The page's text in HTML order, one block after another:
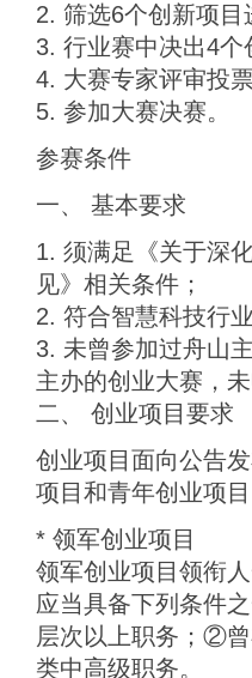
2. 筛选6个创新项目
3. 行业赛中决出4
4. 大赛专家评审投
5. 参加大赛决赛。
参赛条件
一、 基本要求
1. 须满足《关于深
见》相关条件；
2. 符合智慧科技行
3. 未曾参加过舟山
主办的创业大赛，
二、 创业项目要求
创业项目面向公告
项目和青年创业项
* 领军创业项目
领军创业项目领衔
应当具备下列条件
层次以上职务；②
类中高级职务。